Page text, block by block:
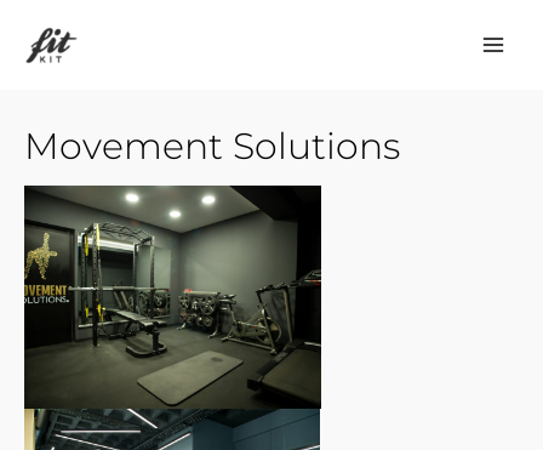
περιεχόμενο
Movement Solutions